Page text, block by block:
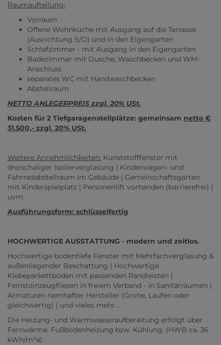
Raumaufteilung:
Vorraum
Offene Wohnküche mit Ausgang auf die Terrasse
(Ausrichtung S/O) und in den Eigengarten
Schlafzimmer - mit Ausgang in den Eigengarten
Badezimmer mit Dusche, Waschbecken und WM-
Anschluss
separates WC mit Handwaschbecken
Abstellraum
NETTO ANLEGERPREIS zzgl. 20% USt.
Kosten für 2 Tiefgaragenstellplätze: gemeinsam netto €
31.500,- zzgl. 20% USt.
Weitere Annehmlichkeiten: Kunststofffenster mit
dreischaliger Isolierverglasung | Kinderwagen- und
Fahrradabstellraum im Gebäude | Gemeinschaftsgarten
mit Kinderspielplatz | Personenlift vorhanden (barrierefrei) |
uvm.
Ausführungsform: schlüsselfertig
HOCHWERTIGE AUSSTATTUNG - modern und zeitlos.
Hochwertige bodentiefe Fenster mit Mehrfachverglasung &
außenliegender Beschattung | Hochwertige
Klebeparkettböden mit passenden Randleisten |
Feinsteinzeugfliesen in freiem Verband - in Sanitärräumen |
Armaturen namhafter Hersteller (Grohe, Laufen oder
gleichwertig) | und vieles mehr ...
Die Heizung- und Warmwasseraufbereitung erfolgt über
Fernwärme. Fußbodenheizung bzw. Kühlung. (HWB ca. 36
kWh/m²a).